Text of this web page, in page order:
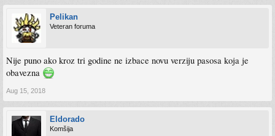
Pelikan
Veteran foruma
Nije puno ako kroz tri godine ne izbace novu verziju pasosa koja je
obavezna
Aug 15, 2018
Eldorado
Komšija